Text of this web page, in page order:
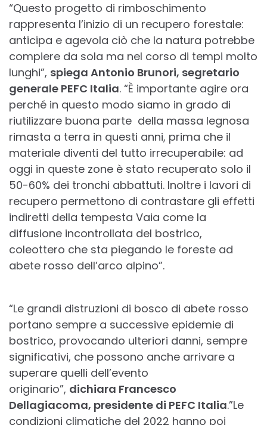
“Questo progetto di rimboschimento
rappresenta l’inizio di un recupero forestale:
anticipa e agevola ciò che la natura potrebbe
compiere da sola ma nel corso di tempi molto
lunghi”, spiega Antonio Brunori, segretario
generale PEFC Italia. “È importante agire ora
perché in questo modo siamo in grado di
riutilizzare buona parte della massa legnosa
rimasta a terra in questi anni, prima che il
materiale diventi del tutto irrecuperabile: ad
oggi in queste zone è stato recuperato solo il
50-60% dei tronchi abbattuti. Inoltre i lavori di
recupero permettono di contrastare gli effetti
indiretti della tempesta Vaia come la
diffusione incontrollata del bostrico,
coleottero che sta piegando le foreste ad
abete rosso dell’arco alpino”.
“Le grandi distruzioni di bosco di abete rosso
portano sempre a successive epidemie di
bostrico, provocando ulteriori danni, sempre
significativi, che possono anche arrivare a
superare quelli dell’evento
originario”, dichiara Francesco
Dellagiacoma, presidente di PEFC Italia.”Le
condizioni climatiche del 2022 hanno poi